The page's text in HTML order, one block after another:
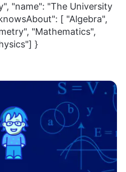
"name": "The University
[ "Algebra",
"Mathematics",
}